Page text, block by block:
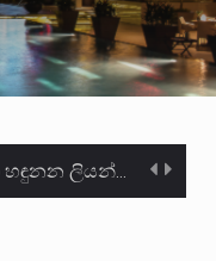
මේ, දන්නා හඳුනන ලියන්නකුගේ නන්නාඳුනන අඩවියක සැරිසරා ලද ආස්වාදනීය මොහොතක සිංහාවලෝකනයකි .කෙටි කවියක දිගු බර…